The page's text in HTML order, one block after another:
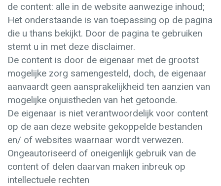
de content: alle in de website aanwezige inhoud;
Het onderstaande is van toepassing op de pagina
die u thans bekijkt. Door de pagina te gebruiken
stemt u in met deze disclaimer.
De content is door de eigenaar met de grootst
mogelijke zorg samengesteld, doch, de eigenaar
aanvaardt geen aansprakelijkheid ten aanzien van
mogelijke onjuistheden van het getoonde.
De eigenaar is niet verantwoordelijk voor content
op de aan deze website gekoppelde bestanden
en/ of websites waarnaar wordt verwezen.
Ongeautoriseerd of oneigenlijk gebruik van de
content of delen daarvan maken inbreuk op
intellectuele rechten